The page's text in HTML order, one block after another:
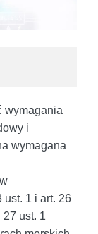
wymagania
i
wymagana
ust. 1 i art. 26
27 ust. 1